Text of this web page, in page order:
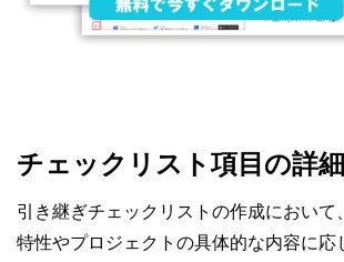
チェックリスト項目の詳細
引き継ぎチェックリストの作成において
特性やプロジェクトの具体的な内容に応